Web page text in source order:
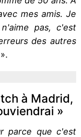
mes amis. Je
pas, c'est
des autres
».
à Madrid,
»
parce que c'est